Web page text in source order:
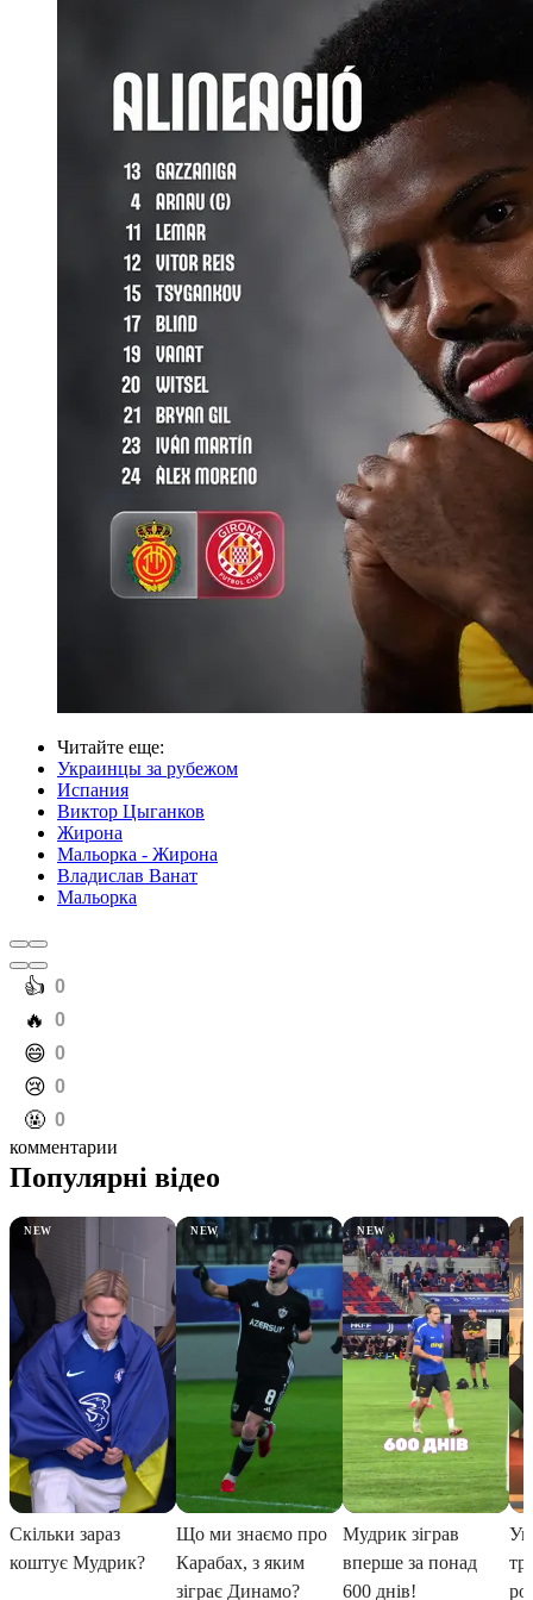
Читайте еще:
Украинцы за рубежом
Испания
Виктор Цыганков
Жирона
Мальорка - Жирона
Владислав Ванат
Мальорка
️👍 0
️🔥 0
️😄 0
️😢 0
️🤬 0
комментарии